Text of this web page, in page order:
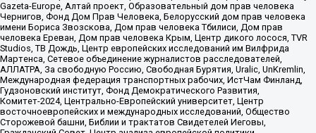
Gazeta-Europe, Алтай проект, Образовательный дом прав человека
Чернигов, Фонд Дом Прав Человека, Белорусский дом прав человека
имени Бориса Звозскова, Дом прав человека Тбилиси, Дом прав
человека Ереван, Дом прав человека Крым, Центр дикого лосося, TVR
Studios, ТВ Дождь, Центр европейских исследований им Вилфрида
Мартенса, Сетевое объединение журналистов расследователей,
АЛЛАТРА, За свободную Россию, Свободная Бурятия, Uralic, UnKremlin,
Международная федерация транспортных рабочих, ИстЧам Финланд,
Гудзоновский институт, Фонд Демократического Развития,
Комитет-2024, Центрально-Европейский университет, Центр
восточноевропейских и международных исследований, Общество
Сторожевой башни, Библии и трактатов Свидетелей Иеговы,